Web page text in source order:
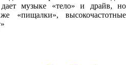
дает музыке «тело» и драйв, но
«пищалки», высокочастотные